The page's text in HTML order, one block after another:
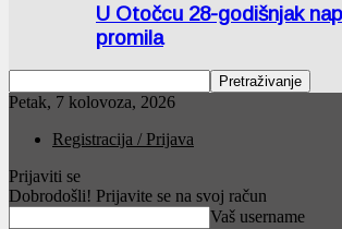
U Otočcu 28-godišnjak
promila
Petak, 7 kolovoza, 2026
Registracija / Prijava
Prijaviti se
Dobrodošli! Prijavite se na svoj račun
Vaš username